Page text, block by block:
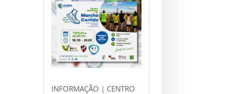
INFORMAÇÃO | CENTRO